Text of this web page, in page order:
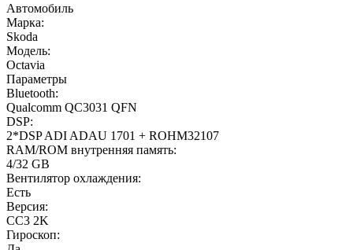
Автомобиль
Марка:
Skoda
Модель:
Octavia
Параметры
Bluetooth:
Qualcomm QC3031 QFN
DSP:
2*DSP ADI ADAU 1701 + ROHM32107
RAM/ROM внутренняя память:
4/32 GB
Вентилятор охлаждения:
Есть
Версия:
CC3 2K
Гироскоп: